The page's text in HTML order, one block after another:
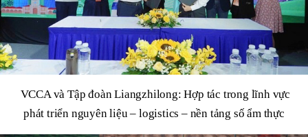
VCCA và Tập đoàn Liangzhilong: Hợp tác trong lĩnh vực
phát triển nguyên liệu – logistics – nền tảng số ẩm thực